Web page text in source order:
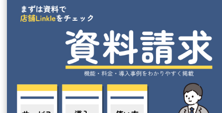
アパレル
スーパーマーケット
お問合せ
利用規約 会社概要